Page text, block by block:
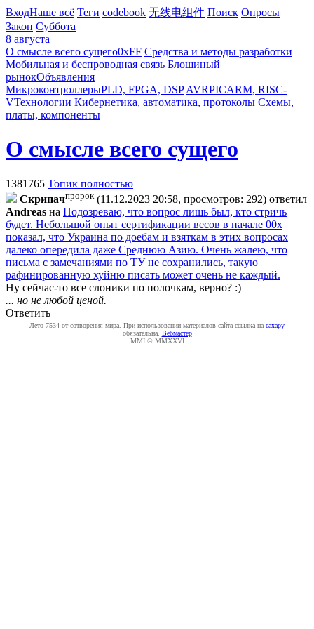
ВходНаше всё Теги codebook 无线电组件 Поиск Опросы
Закон Суббота
8 августа
О смысле всего сущего0xFF Средства и методы разработки
Мобильная и беспроводная связь Блошиный
рынокОбъявления
МикроконтроллерыPLD, FPGA, DSP AVRPICARM, RISC-
VТехнологии Кибернетика, автоматика, протоколы Схемы,
платы, компоненты
О смысле всего сущего
1381765 Топик полностью
Cкpипaчпророк (11.12.2023 20:58, просмотров: 292) ответил
Andreas на Подозреваю, что вопрос лишь был, кто стричь
будет. Небольшой опыт сертификации весов в начале 00х
показал, что Украина по доебам и взяткам в этих вопросах
далеко опередила даже Среднюю Азию. Очень жалею, что
письма с замечаниями по ТУ не сохранились, такую
рафинированную хуйню писать может очень не каждый.
Ну сейчас-то все слоники по полочкам, верно? :)
... но не любой ценой.
Ответить
Лето 7534 от сотворения мира. При использовании материалов сайта ссылка на caxapу
обязательна. Вебмастер
MMI © MMXXVI